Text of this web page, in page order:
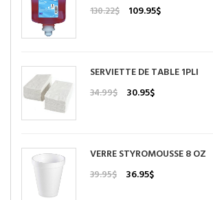
130.22$
Le
130.22$.
109.95$Le
109.95$.
SERVIETTE DE TABLE 1PLI
34.99$
Le
34.99$.
30.95$Le
30.95$.
VERRE STYROMOUSSE 8 OZ
39.95$
Le
36.95$Le